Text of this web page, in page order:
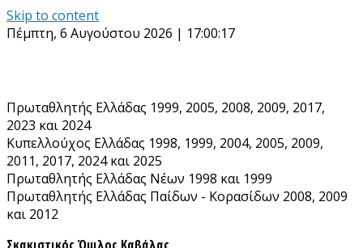
Skip to content
Πέμπτη, 6 Αυγούστου 2026 | 17:00:17
Πρωταθλητής Ελλάδας 1999, 2005, 2008, 2009, 2017,
2023 και 2024
Κυπελλούχος Ελλάδας 1998, 1999, 2004, 2005, 2009,
2011, 2017, 2024 και 2025
Πρωταθλητής Ελλάδας Νέων 1998 και 1999
Πρωταθλητής Ελλάδας Παίδων - Κορασίδων 2008, 2009
και 2012